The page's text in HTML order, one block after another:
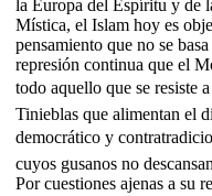
la Europa del Espíritu y de
Mística, el Islam hoy es
pensamiento que no se
represión continua que el
todo aquello que se resiste a
Tinieblas que alimentan el
democrático y
cuyos gusanos no
Por cuestiones ajenas a su